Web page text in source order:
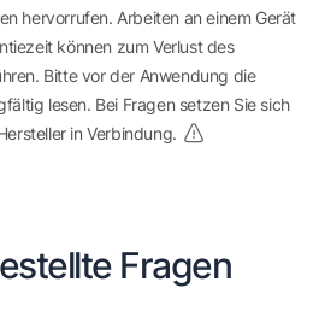
hervorrufen. Arbeiten an einem Gerät
können zum Verlust des
Bitte vor der Anwendung die
lesen. Bei Fragen setzen Sie sich
in Verbindung.
Fragen